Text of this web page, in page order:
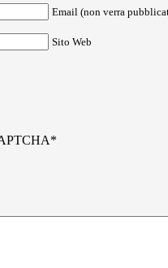
Email (non verra
Sito Web
*